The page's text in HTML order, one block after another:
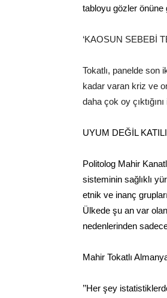
tabloyu gözler önüne
‘KAOSUN SEBEBİ
Tokatlı, panelde son
kadar varan kriz ve
daha çok oy
UYUM DEĞİL
Politolog Mahir
sisteminin sağlıklı
etnik ve inanç
Ülkede şu an var
nedenlerinden
Mahir Tokatlı
’’Her şey